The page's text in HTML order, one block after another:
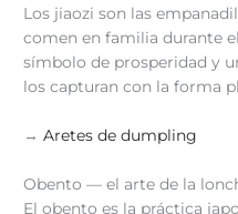
Los jiaozi son las
comen en familia durante
símbolo de prosperidad y
los capturan con la forma
→Aretes de dumpling
Obento — el arte de la
El obento es la práctica